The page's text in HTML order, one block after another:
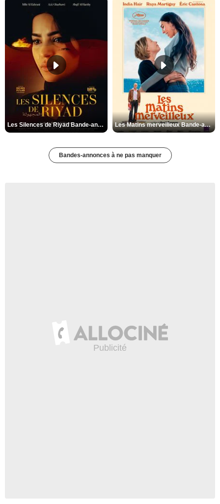
Les Silences de Riyad Bande-annonce VO STFR Les Matins merveilleux Bande-annonce VF
Bandes-annonces à ne pas manquer